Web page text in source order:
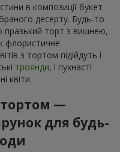
в композиції букет
десерту. Будь-то
празький торт з вишнею,
флористичне
з тортом підійдуть і
троянди, і пухнасті
квіти.
тортом —
для будь-